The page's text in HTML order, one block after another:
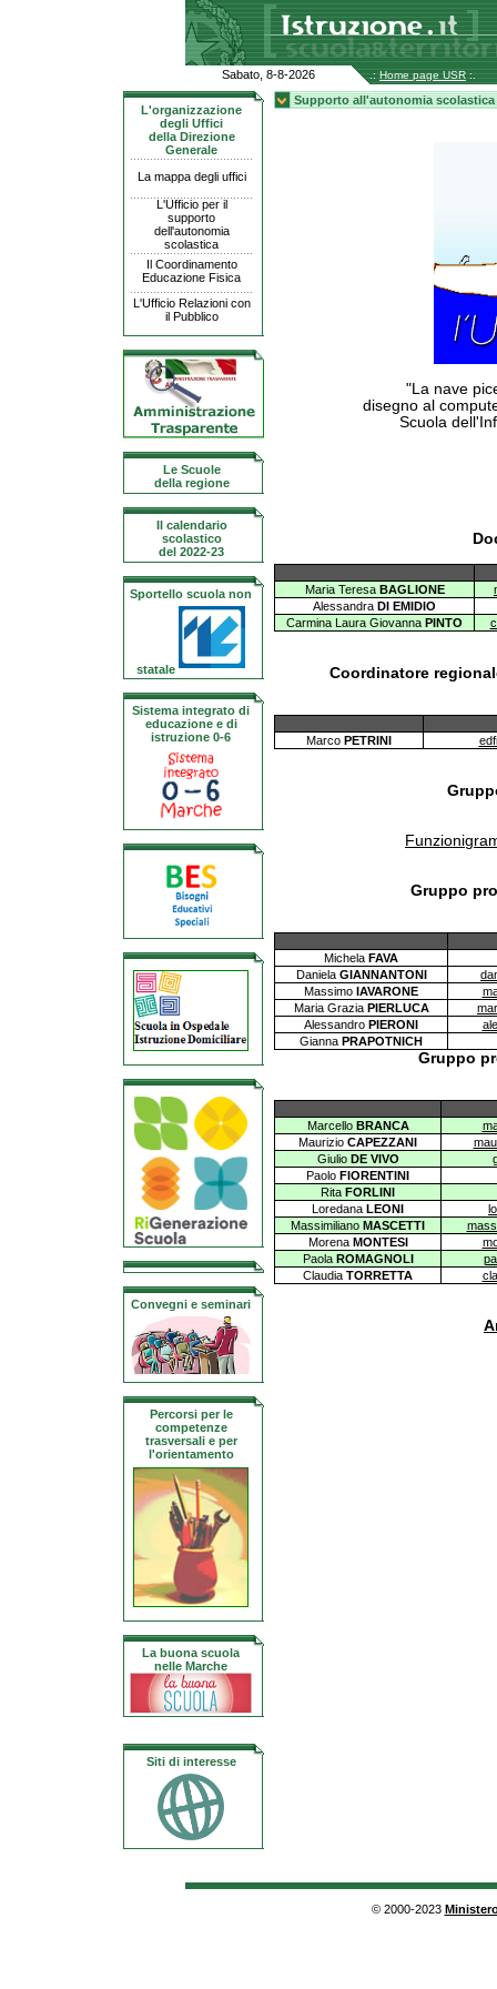
Sabato, 8-8-2026 .: Home page USR :.
L'organizzazione
degli Uffici
della Direzione
Generale
La mappa degli uffici
L'Ufficio per il
supporto
dell'autonomia
scolastica
Il Coordinamento
Educazione Fisica
L'Ufficio Relazioni con
il Pubblico
Le Scuole
della regione
Il calendario
scolastico
del 2022-23
Sportello scuola non
statale
Sistema integrato di
educazione e di
istruzione 0-6
Convegni e seminari
Percorsi per le
competenze
trasversali e per
l'orientamento
La buona scuola
nelle Marche
Siti di interesse
Supporto all'autonomia scolastica
"La nave
disegno al
Scuola
Maria Teresa BAGLIONE
Alessandra DI EMIDIO
Carmina Laura Giovanna PINTO
Coordinatore
Marco PETRINI
Gruppo
Michela FAVA
Daniela GIANNANTONI
Massimo IAVARONE
Maria Grazia PIERLUCA
Alessandro PIERONI
Gianna PRAPOTNICH
Gruppo
Marcello BRANCA
Maurizio CAPEZZANI
Giulio DE VIVO
Paolo FIORENTINI
Rita FORLINI
Loredana LEONI
Massimiliano MASCETTI
Morena MONTESI
Paola ROMAGNOLI
Claudia TORRETTA
© 2000-2023